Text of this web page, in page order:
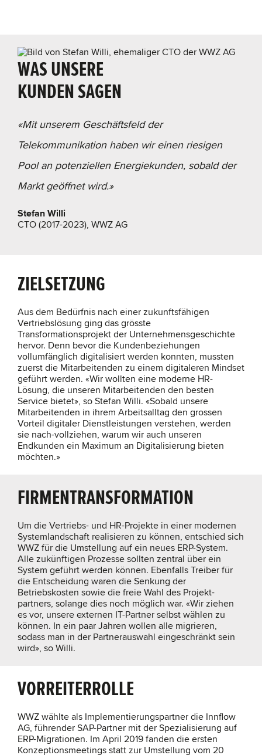
WAS UNSERE
KUNDEN SAGEN
«Mit unserem Geschäftsfeld der
Telekommunikation haben wir einen riesigen
Pool an potenziellen Energiekunden, sobald der
Markt geöffnet wird.»
Stefan Willi
CTO (2017-2023), WWZ AG
ZIELSETZUNG
Aus dem Bedürfnis nach einer zukunftsfähigen
Vertriebslösung ging das grösste
Transformationsprojekt der Unternehmensgeschichte
hervor. Denn bevor die Kundenbeziehungen
vollumfänglich digitalisiert werden konnten, mussten
zuerst die Mitarbeitenden zu einem digitaleren Mindset
geführt werden. «Wir wollten eine moderne HR-
Lösung, die unseren Mitarbeitenden den besten
Service bietet», so Stefan Willi. «Sobald unsere
Mitarbeitenden in ihrem Arbeitsalltag den grossen
Vorteil digitaler Dienstleistungen verstehen, werden
sie nach-vollziehen, warum wir auch unseren
Endkunden ein Maximum an Digitalisierung bieten
möchten.»
FIRMENTRANSFORMATION
Um die Vertriebs- und HR-Projekte in einer modernen
Systemlandschaft realisieren zu können, entschied sich
WWZ für die Umstellung auf ein neues ERP-System.
Alle zukünftigen Prozesse sollten zentral über ein
System geführt werden können. Ebenfalls Treiber für
die Entscheidung waren die Senkung der
Betriebskosten sowie die freie Wahl des Projekt-
partners, solange dies noch möglich war. «Wir ziehen
es vor, unsere externen IT-Partner selbst wählen zu
können. In ein paar Jahren wollen alle migrieren,
sodass man in der Partnerauswahl eingeschränkt sein
wird», so Willi.
VORREITERROLLE
WWZ wählte als Implementierungspartner die Innflow
AG, führender SAP-Partner mit der Spezialisierung auf
ERP-Migrationen. Im April 2019 fanden die ersten
Konzeptionsmeetings statt zur Umstellung vom 20